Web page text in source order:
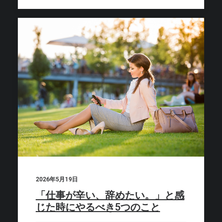
2026年5月19日
「仕事が辛い、辞めたい。」と感
じた時にやるべき5つのこと